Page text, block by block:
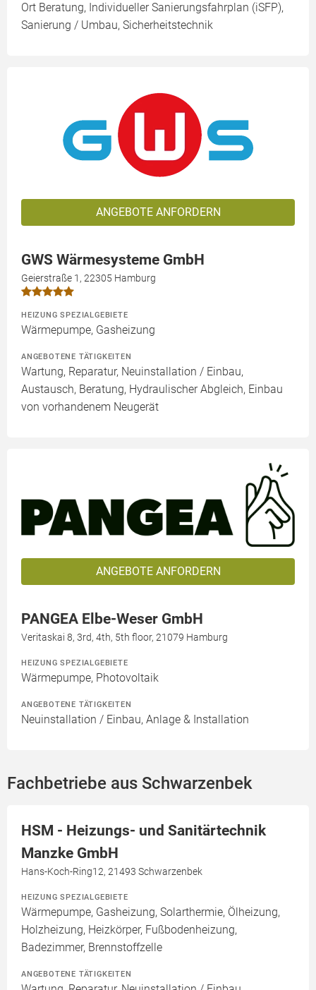
Ort Beratung, Individueller Sanierungsfahrplan (iSFP),
Sanierung / Umbau, Sicherheitstechnik
ANGEBOTE ANFORDERN
GWS Wärmesysteme GmbH
Geierstraße 1, 22305 Hamburg
HEIZUNG SPEZIALGEBIETE
Wärmepumpe, Gasheizung
ANGEBOTENE TÄTIGKEITEN
Wartung, Reparatur, Neuinstallation / Einbau,
Austausch, Beratung, Hydraulischer Abgleich, Einbau
von vorhandenem Neugerät
ANGEBOTE ANFORDERN
PANGEA Elbe-Weser GmbH
Veritaskai 8, 3rd, 4th, 5th floor, 21079 Hamburg
HEIZUNG SPEZIALGEBIETE
Wärmepumpe, Photovoltaik
ANGEBOTENE TÄTIGKEITEN
Neuinstallation / Einbau, Anlage & Installation
Fachbetriebe aus Schwarzenbek
HSM - Heizungs- und Sanitärtechnik
Manzke GmbH
Hans-Koch-Ring12, 21493 Schwarzenbek
HEIZUNG SPEZIALGEBIETE
Wärmepumpe, Gasheizung, Solarthermie, Ölheizung,
Holzheizung, Heizkörper, Fußbodenheizung,
Badezimmer, Brennstoffzelle
ANGEBOTENE TÄTIGKEITEN